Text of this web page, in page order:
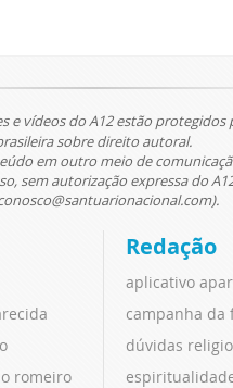
e vídeos do A12 estão protegidos
sobre direito autoral.
em outro meio de
sem autorização expressa do
romeiro
Redação
aplicativo
campanha da
dúvidas